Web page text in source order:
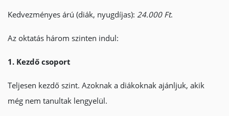
Kedvezményes árú (diák, nyugdíjas): 24.000 Ft.
Az oktatás három szinten indul:
1. Kezdő csoport
Teljesen kezdő szint. Azoknak a diákoknak ajánljuk, akik
még nem tanultak lengyelül.